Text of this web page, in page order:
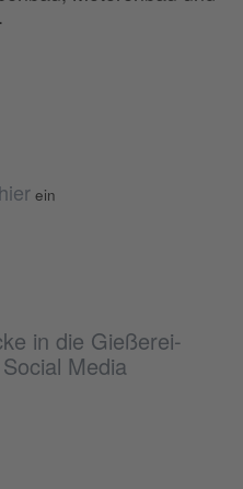
hier ein
in die Gießerei-
Media